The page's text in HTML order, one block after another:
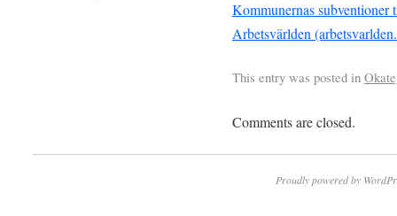
Kommunernas
Arbetsvärlden
This entry was posted in
Comments are closed.
Proudly powered by